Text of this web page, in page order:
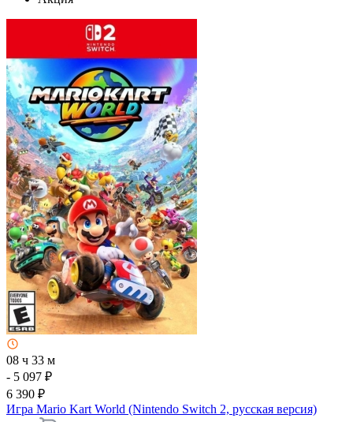
08 ч 33 м
- 5 097 ₽
6 390 ₽
Игра Mario Kart World (Nintendo Switch 2, русская версия)